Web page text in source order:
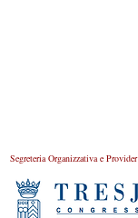
Segreteria Organizzativa e Provider